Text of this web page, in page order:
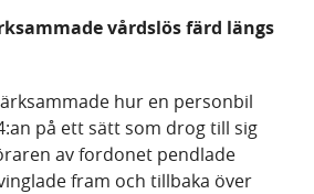
vårdslös färd längs
hur en personbil
på ett sätt som drog till sig
av fordonet pendlade
fram och tillbaka över